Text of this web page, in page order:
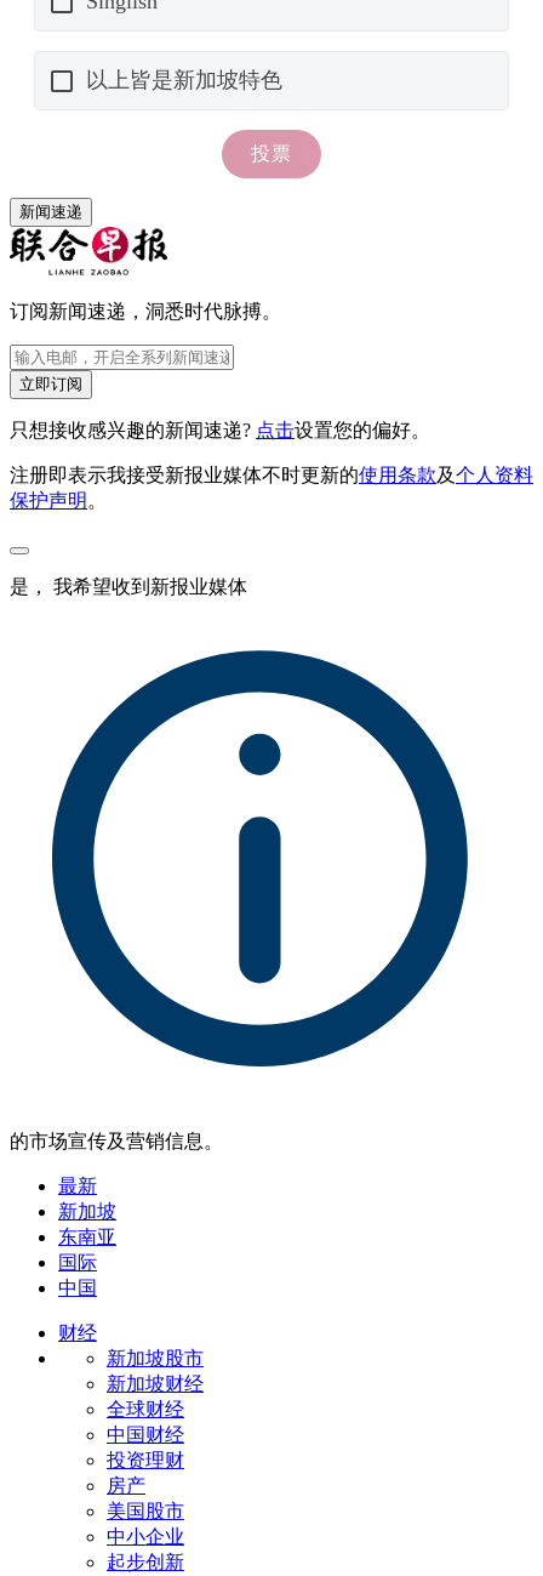
新闻速递
订阅新闻速递，洞悉时代脉搏。
立即订阅
只想接收感兴趣的新闻速递? 点击设置您的偏好。
注册即表示我接受新报业媒体不时更新的使用条款及个人资料
保护声明。
是， 我希望收到新报业媒体
的市场宣传及营销信息。
最新
新加坡
东南亚
国际
中国
财经
新加坡股市
新加坡财经
全球财经
中国财经
投资理财
房产
美国股市
中小企业
起步创新